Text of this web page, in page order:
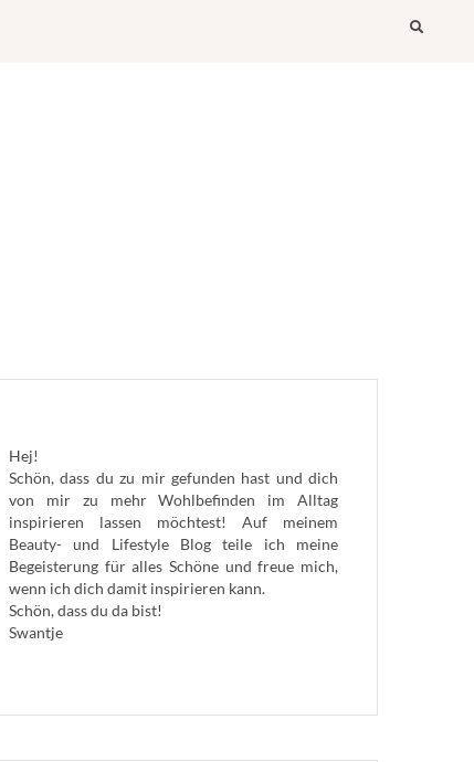
Hej!
Schön, dass du zu mir gefunden hast und dich
von mir zu mehr Wohlbefinden im Alltag
inspirieren lassen möchtest! Auf meinem
Beauty- und Lifestyle Blog teile ich meine
Begeisterung für alles Schöne und freue mich,
wenn ich dich damit inspirieren kann.
Schön, dass du da bist!
Swantje